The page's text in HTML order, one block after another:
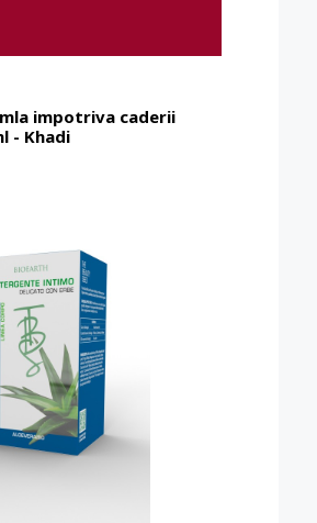
impotriva caderii
- Khadi